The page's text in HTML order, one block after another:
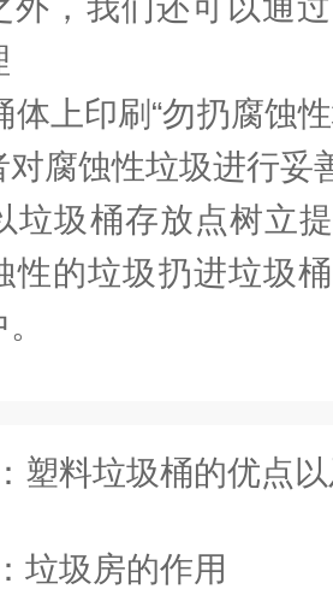
外，我们还可以通
体上印刷“勿扔腐蚀
对腐蚀性垃圾进行妥
垃圾桶存放点树立
性的垃圾扔进垃圾
塑料垃圾桶的优点
垃圾房的作用